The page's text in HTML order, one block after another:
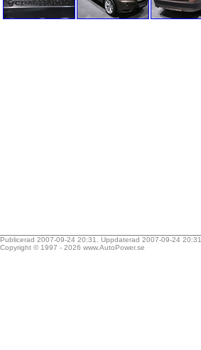
Publicerad 2007-09-24 20:31. Uppdaterad 2007-09-24 20:31.
Copyright © 1997 - 2026 www.AutoPower.se